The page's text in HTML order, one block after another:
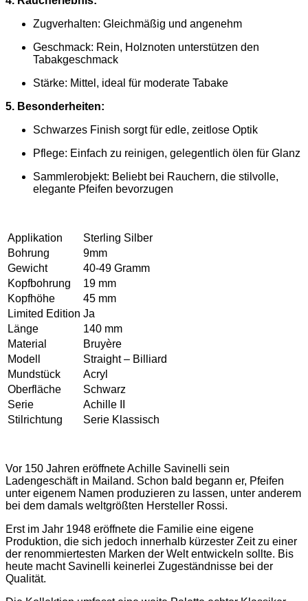
Zugverhalten: Gleichmäßig und angenehm
Geschmack: Rein, Holznoten unterstützen den
Tabakgeschmack
Stärke: Mittel, ideal für moderate Tabake
5. Besonderheiten:
Schwarzes Finish sorgt für edle, zeitlose Optik
Pflege: Einfach zu reinigen, gelegentlich ölen für Glanz
Sammlerobjekt: Beliebt bei Rauchern, die stilvolle,
elegante Pfeifen bevorzugen
Applikation
Sterling Silber
Bohrung
9mm
Gewicht
40-49 Gramm
Kopfbohrung
19 mm
Kopfhöhe
45 mm
Limited Edition Ja
Länge
140 mm
Material
Bruyère
Modell
Straight – Billiard
Mundstück
Acryl
Oberfläche
Schwarz
Serie
Achille II
Stilrichtung
Serie Klassisch
Vor 150 Jahren eröffnete Achille Savinelli sein
Ladengeschäft in Mailand. Schon bald begann er, Pfeifen
unter eigenem Namen produzieren zu lassen, unter anderem
bei dem damals weltgrößten Hersteller Rossi.
Erst im Jahr 1948 eröffnete die Familie eine eigene
Produktion, die sich jedoch innerhalb kürzester Zeit zu einer
der renommiertesten Marken der Welt entwickeln sollte. Bis
heute macht Savinelli keinerlei Zugeständnisse bei der
Qualität.